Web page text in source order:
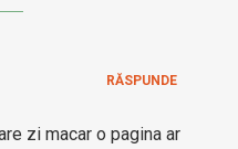
zi macar o pagina ar
RĂSPUNDE